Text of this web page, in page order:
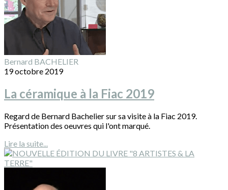
Bernard BACHELIER
19 octobre 2019
La céramique à la Fiac 2019
Regard de Bernard Bachelier sur sa visite à la Fiac 2019.
Présentation des oeuvres qui l'ont marqué.
Lire la suite...